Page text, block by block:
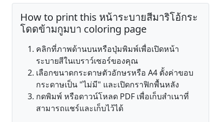
How to print this หน้าระบายสีมาริโอ้กระ
โดดข้ามกูมบา coloring page
คลิกที่ภาพด้านบนหรือปุ่มพิมพ์เพื่อเปิดหน้า
ระบายสีในเบราว์เซอร์ของคุณ
เลือกขนาดกระดาษตัวอักษรหรือ A4 ตั้งค่าขอบ
กระดาษเป็น "ไม่มี" และเปิดกราฟิกพื้นหลัง
กดพิมพ์ หรือดาวน์โหลด PDF เพื่อเก็บสำเนาที่
สามารถแชร์และเก็บไว้ได้